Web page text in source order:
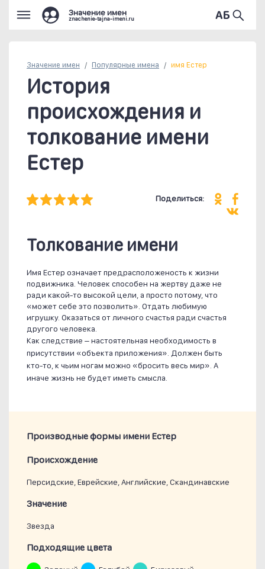
Значение имен
znachenie-tajna-imeni.ru
Значение имен Популярные имена имя Естер
История
происхождения и
толкование имени
Естер
Поделиться:
Толкование имени
Имя Естер означает предрасположеность к жизни
подвижника. Человек способен на жертву даже не
ради какой-то высокой цели, а просто потому, что
«может себе это позволить». Отдать любимую
игрушку. Оказаться от личного счастья ради счастья
другого человека.
Как следствие – настоятельная необходимость в
присутствии «объекта приложения». Должен быть
кто-то, к чьим ногам можно «бросить весь мир». А
иначе жизнь не будет иметь смысла.
Производные формы имени Естер
Проиcхождение
Персидские, Еврейские, Английские, Скандинавские
Значение
Звезда
Подходящие цвета